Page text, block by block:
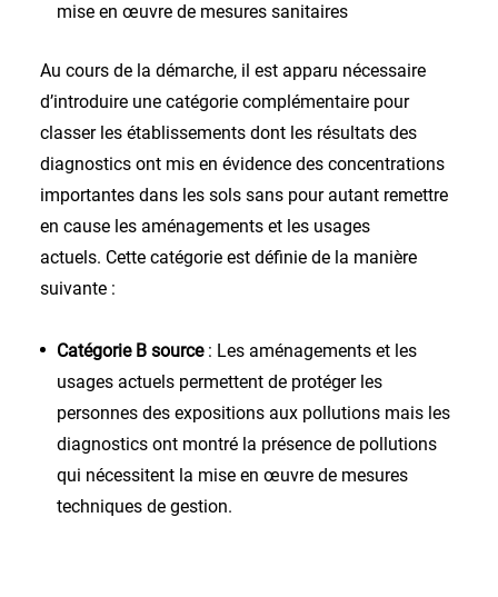
mise en œuvre de mesures sanitaires
Au cours de la démarche, il est apparu nécessaire
d’introduire une catégorie complémentaire pour
classer les établissements dont les résultats des
diagnostics ont mis en évidence des concentrations
importantes dans les sols sans pour autant remettre
en cause les aménagements et les usages
actuels. Cette catégorie est définie de la manière
suivante :
Catégorie B source: Les aménagements et les
usages actuels permettent de protéger les
personnes des expositions aux pollutions mais les
diagnostics ont montré la présence de pollutions
qui nécessitent la mise en œuvre de mesures
techniques de gestion.